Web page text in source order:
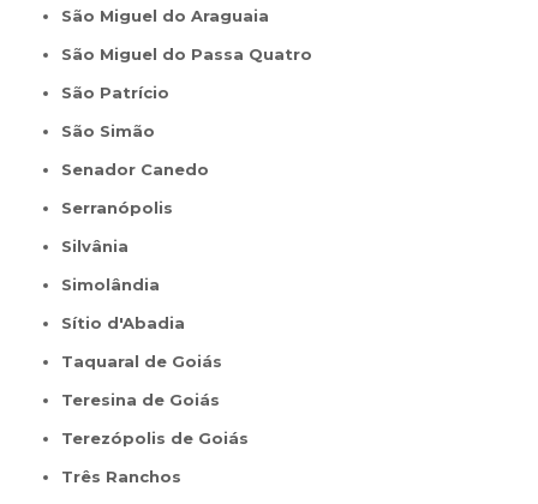
São Miguel do Araguaia
São Miguel do Passa Quatro
São Patrício
São Simão
Senador Canedo
Serranópolis
Silvânia
Simolândia
Sítio d'Abadia
Taquaral de Goiás
Teresina de Goiás
Terezópolis de Goiás
Três Ranchos